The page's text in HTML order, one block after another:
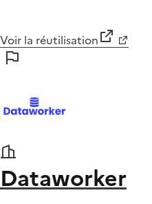
Voir la réutilisation
Dataworker